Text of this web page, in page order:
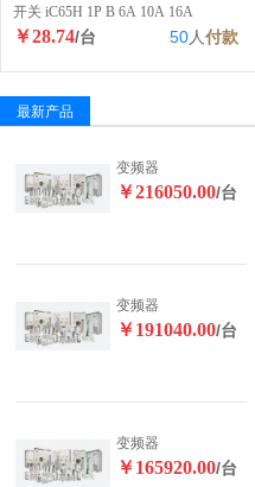
开关 iC65H 1P B 6A 10A 16A
￥28.74/台 50人付款
最新产品
变频器
￥216050.00/台
变频器
￥191040.00/台
变频器
￥165920.00/台